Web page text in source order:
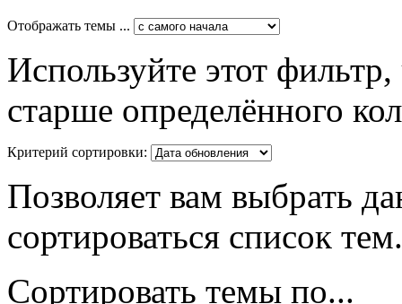
Отображать темы ...
Используйте этот
старше определённого
Критерий сортировки:
Позволяет вам выбрать
сортироваться список тем.
Сортировать темы по...